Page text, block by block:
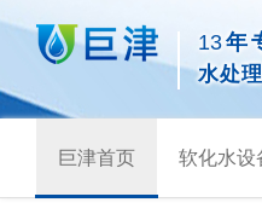
13年
水处
巨津首页 软化水设